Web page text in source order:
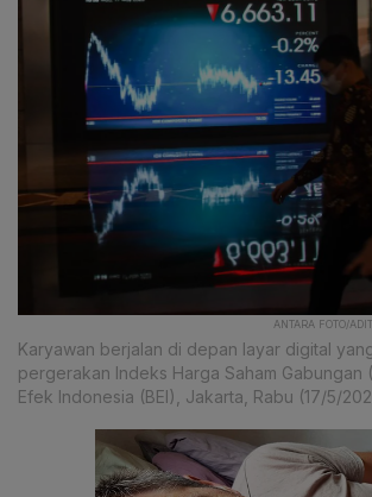
ANTARA FOTO/
Karyawan berjalan di depan layar digital
pergerakan Indeks Harga Saham Gabungan
Efek Indonesia (BEI), Jakarta, Rabu (17/5/